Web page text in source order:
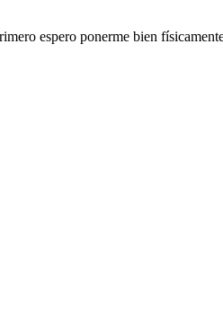
espero ponerme bien